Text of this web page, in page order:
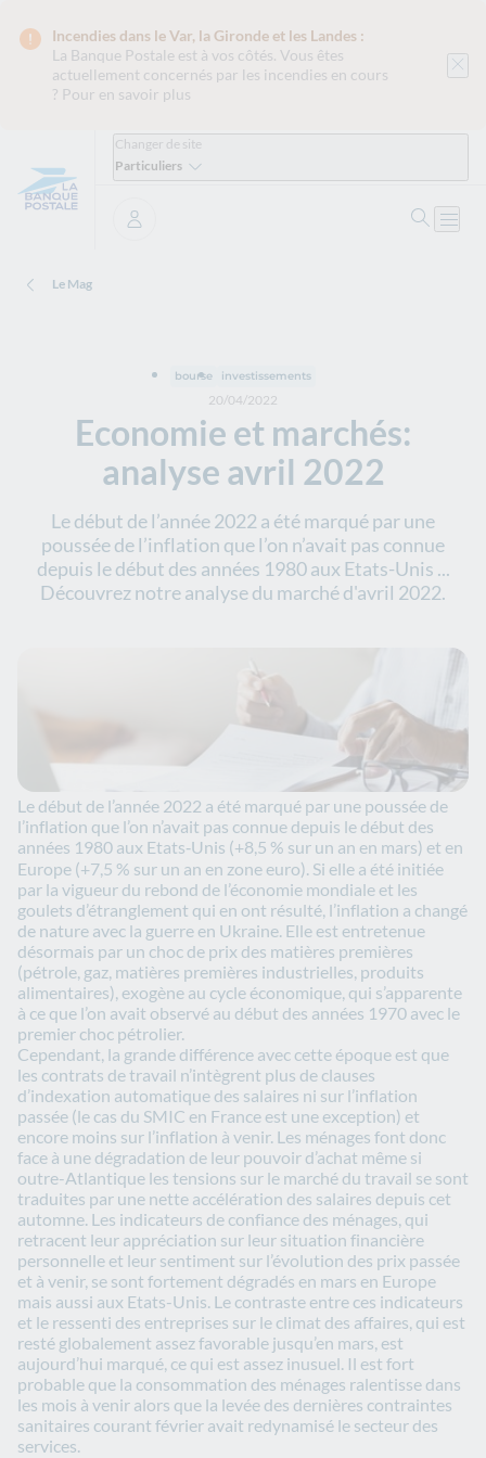
Incendies dans le Var, la Gironde et les Landes :
La Banque Postale est à vos côtés. Vous êtes
actuellement concernés par les incendies en cours
? Pour en savoir plus
Changer de site
Particuliers
Se connecter
Le Mag
Economie et marchés:
analyse avril 2022
20/04/2022
bourse investissements
Le début de l’année 2022 a été marqué par une
poussée de l’inflation que l’on n’avait pas connue
depuis le début des années 1980 aux Etats-Unis ...
Découvrez notre analyse du marché d'avril 2022.
Le début de l’année 2022 a été marqué par une poussée de
l’inflation que l’on n’avait pas connue depuis le début des
années 1980 aux Etats‑Unis (+8,5 % sur un an en mars) et en
Europe (+7,5 % sur un an en zone euro). Si elle a été initiée
par la vigueur du rebond de l’économie mondiale et les
goulets d’étranglement qui en ont résulté, l’inflation a changé
de nature avec la guerre en Ukraine. Elle est entretenue
désormais par un choc de prix des matières premières
(pétrole, gaz, matières premières industrielles, produits
alimentaires), exogène au cycle économique, qui s’apparente
à ce que l’on avait observé au début des années 1970 avec le
premier choc pétrolier.
Cependant, la grande différence avec cette époque est que
les contrats de travail n’intègrent plus de clauses
d’indexation automatique des salaires ni sur l’inflation
passée (le cas du SMIC en France est une exception) et
encore moins sur l’inflation à venir. Les ménages font donc
face à une dégradation de leur pouvoir d’achat même si
outre-Atlantique les tensions sur le marché du travail se sont
traduites par une nette accélération des salaires depuis cet
automne. Les indicateurs de confiance des ménages, qui
retracent leur appréciation sur leur situation financière
personnelle et leur sentiment sur l’évolution des prix passée
et à venir, se sont fortement dégradés en mars en Europe
mais aussi aux Etats-Unis. Le contraste entre ces indicateurs
et le ressenti des entreprises sur le climat des affaires, qui est
resté globalement assez favorable jusqu’en mars, est
aujourd’hui marqué, ce qui est assez inusuel. Il est fort
probable que la consommation des ménages ralentisse dans
les mois à venir alors que la levée des dernières contraintes
sanitaires courant février avait redynamisé le secteur des
services.